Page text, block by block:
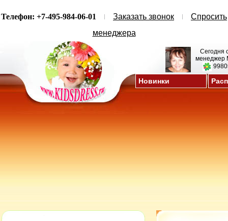
Телефон: +7-495-984-06-01 Заказать звонок
Спросить
менеджера
Сегодня
менеджер
Новинки